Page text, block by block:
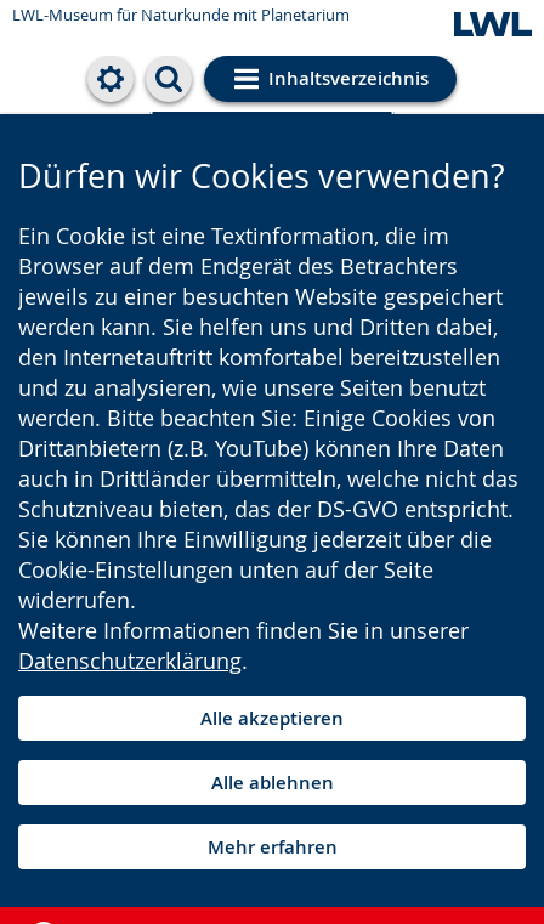
LWL-Museum für Naturkunde mit Planetarium
Inhaltsverzeichnis
Cookie-Einstellungen
Dürfen wir Cookies verwenden?
Ein Cookie ist eine Textinformation, die im
Browser auf dem Endgerät des Betrachters
jeweils zu einer besuchten Website gespeichert
werden kann. Sie helfen uns und Dritten dabei,
den Internetauftritt komfortabel bereitzustellen
und zu analysieren, wie unsere Seiten benutzt
werden. Bitte beachten Sie: Einige Cookies von
Drittanbietern (z.B. YouTube) können Ihre Daten
auch in Drittländer übermitteln, welche nicht das
Schutzniveau bieten, das der DS-GVO entspricht.
Sie können Ihre Einwilligung jederzeit über die
Cookie-Einstellungen unten auf der Seite
widerrufen.
Weitere Informationen finden Sie in unserer
Datenschutzerklärung.
Alle akzeptieren
Alle ablehnen
Mehr erfahren